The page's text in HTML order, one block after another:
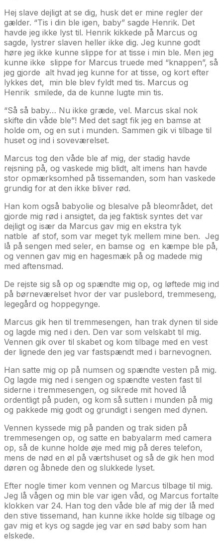
Hej slave dejligt at se dig, husk det er mine regler der
gælder. “Tis i din ble igen, baby” sagde Henrik. Det
havde jeg ikke lyst til. Henrik kikkede på Marcus og
sagde, lystrer slaven heller ikke dig. Jeg kunne godt
høre jeg ikke kunne slippe for at tisse i min ble. Men jeg
kunne ikke slippe for Marcus truede med “knappen”, så
jeg gjorde alt hvad jeg kunne for at tisse, og kort efter
lykkes det, min ble blev fyldt med tis. Marcus og
Henrik smilede, da de kunne lugte min tis.
“Så så baby… Nu ikke græde, vel. Marcus skal nok
skifte din våde ble”! Med det sagt fik jeg en bamse at
holde om, og en sut i munden. Sammen gik vi tilbage til
huset og ind i soveværelset.
Marcus tog den våde ble af mig, der stadig havde
rejsning på, og vaskede mig blidt, alt imens han havde
stor opmærksomhed på tissemanden, som han vaskede
grundig for at den ikke bliver rød.
Han kom også babyolie og blesalve på bleområdet, det
gjorde mig rød i ansigtet, da jeg faktisk syntes det var
dejligt og især da Marcus gav mig en ekstra tyk
natble af stof, som var meget tyk mellem mine ben. Jeg
lå på sengen med seler, en bamse og en kæmpe ble på,
og vennen gav mig en hagesmæk på og madede mig
med aftensmad.
De rejste sig så op og spændte mig op, og løftede mig ind
på børneværelset hvor der var puslebord, tremmeseng,
legegård og hoppegynge.
Marcus gik hen til tremmesengen, han trak dynen til side
og lagde mig ned i den. Den var som velskabt til mig.
Vennen gik over til skabet og kom tilbage med en vest
der lignede den jeg var fastspændt med i barnevognen.
Han satte mig op på numsen og spændte vesten på mig.
Og lagde mig ned i sengen og spændte vesten fast til
siderne i tremmesengen, og sikrede mit hoved lå
ordentligt på puden, og kom så sutten i munden på mig
og pakkede mig godt og grundigt i sengen med dynen.
Vennen kyssede mig på panden og trak siden på
tremmesengen op, og satte en babyalarm med camera
op, så de kunne holde øje med mig på deres telefon,
mens de nød en øl på værtshuset og så de gik hen mod
døren og åbnede den og slukkede lyset.
Efter nogle timer kom vennen og Marcus tilbage til mig.
Jeg lå vågen og min ble var igen våd, og Marcus fortalte
klokken var 24. Han tog den våde ble af mig der lå med
den stive tissemand, han kunne ikke holde sig tilbage og
gav mig et kys og sagde jeg var en sød baby som han
elskede.